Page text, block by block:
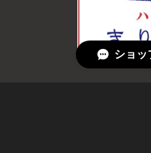
ショッ